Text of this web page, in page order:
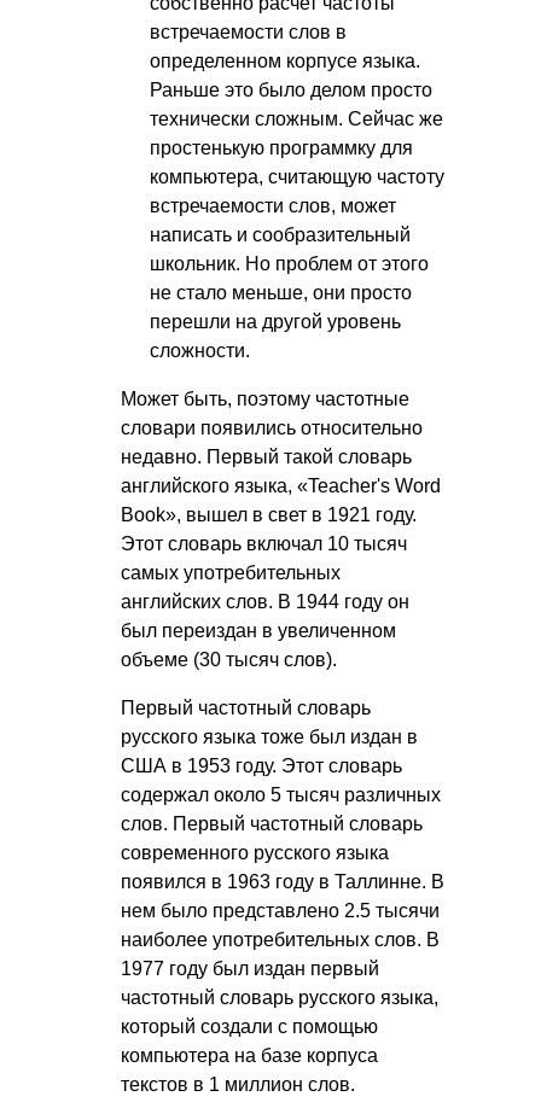
встречаемости слов в
определенном корпусе языка.
Раньше это было делом просто
технически сложным. Сейчас же
простенькую программку для
компьютера, считающую частоту
встречаемости слов, может
написать и сообразительный
школьник. Но проблем от этого
не стало меньше, они просто
перешли на другой уровень
сложности.
Может быть, поэтому частотные
словари появились относительно
недавно. Первый такой словарь
английского языка, «Teacher's Word
Book», вышел в свет в 1921 году.
Этот словарь включал 10 тысяч
самых употребительных
английских слов. В 1944 году он
был переиздан в увеличенном
объеме (30 тысяч слов).
Первый частотный словарь
русского языка тоже был издан в
США в 1953 году. Этот словарь
содержал около 5 тысяч различных
слов. Первый частотный словарь
современного русского языка
появился в 1963 году в Таллинне. В
нем было представлено 2.5 тысячи
наиболее употребительных слов. В
1977 году был издан первый
частотный словарь русского языка,
который создали с помощью
компьютера на базе корпуса
текстов в 1 миллион слов.